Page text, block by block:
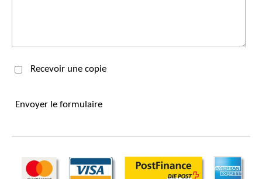
Recevoir une copie
Envoyer le formulaire